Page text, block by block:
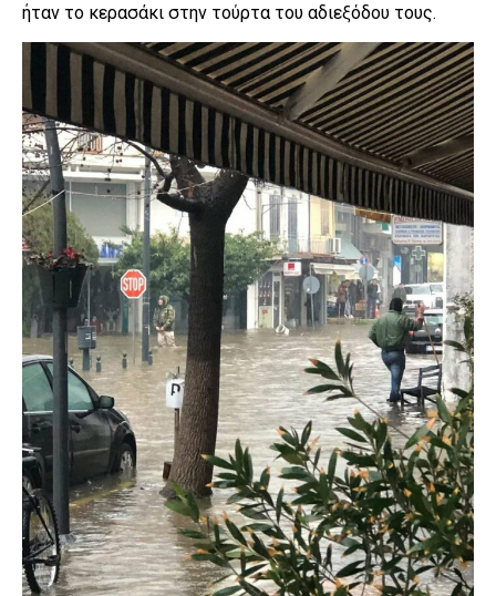
ήταν το κερασάκι στην τούρτα του αδιεξόδου τους.